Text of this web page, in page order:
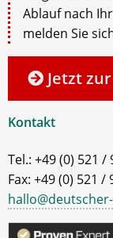
Ablauf nach
melden Sie
Jetzt
Kontakt
Tel.: +49 (0) 521 /
Fax: +49 (0) 521 /